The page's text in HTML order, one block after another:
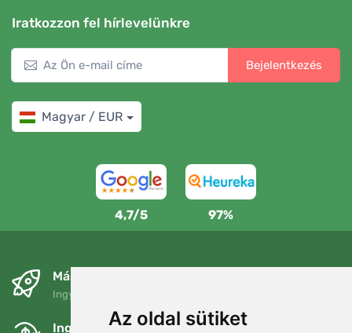
Az oldal sütiket
Iratkozzon fel hírlevelünkre
Bejelentkezés
Magyar / EUR
4,7/5 97%
Másnapra és ingyenesen
Ingyenes szállítás a következő összeg felett: 80 EUR
Ingyenes csere és visszaküldés